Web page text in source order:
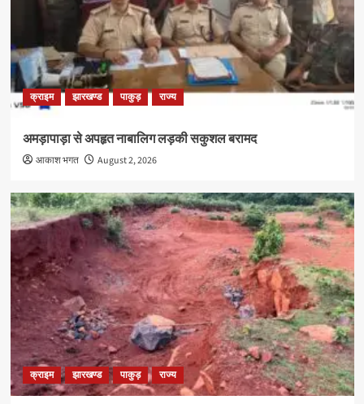
क्राइम झारखण्ड पाकुड़ राज्य
अमड़ापाड़ा से अपहृत नाबालिग लड़की सकुशल बरामद
आकाश भगत August 2, 2026
क्राइम झारखण्ड पाकुड़ राज्य